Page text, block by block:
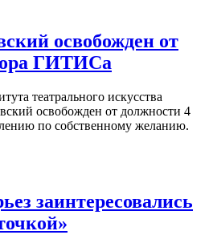
освобожден от
ГИТИСа
театрального искусства
освобожден от должности 4
по собственному желанию.
заинтересовались